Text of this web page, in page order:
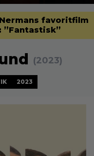
favoritfilm
”Fantastisk”
(2023)
2023